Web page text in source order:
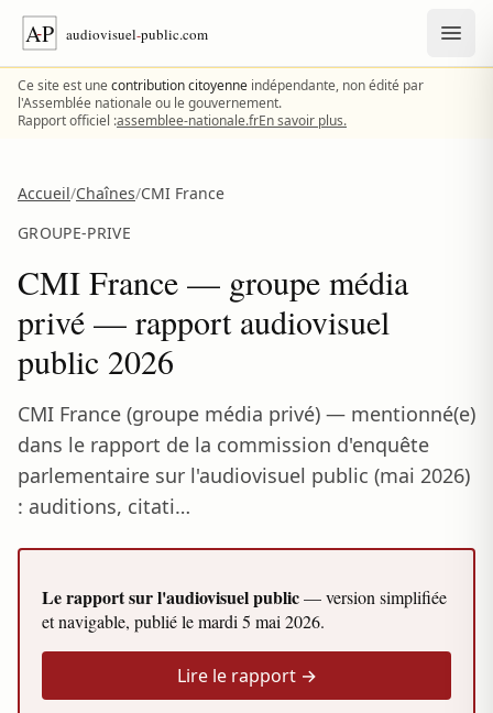
Aller au contenu
Ce site est unecontribution citoyenne indépendante, non édité par
l'Assemblée nationale ou le gouvernement.
Rapport officiel :assemblee-nationale.frEn savoir plus.
Accueil/Chaînes/CMI France
GROUPE-PRIVE
CMI France — groupe média
privé — rapport audiovisuel
public 2026
CMI France (groupe média privé) — mentionné(e)
dans le rapport de la commission d'enquête
parlementaire sur l'audiovisuel public (mai 2026)
: auditions, citati…
Le rapport sur l'audiovisuel public— version simplifiée
et navigable, publié lemardi 5 mai 2026.
Lire le rapport →